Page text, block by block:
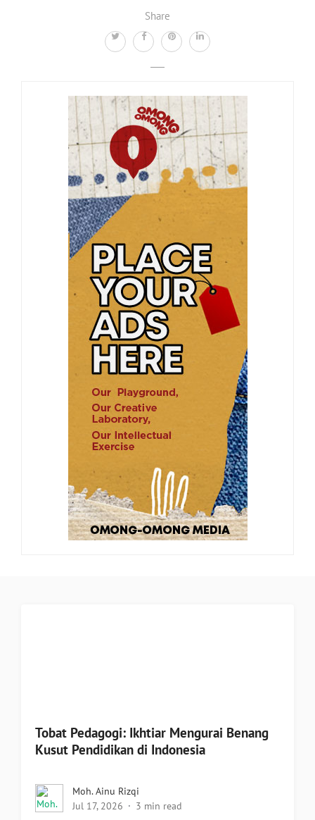
Share
Tobat Pedagogi: Ikhtiar Mengurai Benang
Kusut Pendidikan di Indonesia
Moh. Ainu Rizqi
Jul 17, 2026
3 min read